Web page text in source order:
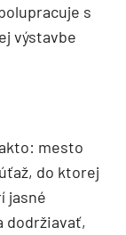
s
výstavbe
mesto
do ktorej
jasné
dodržiavať,